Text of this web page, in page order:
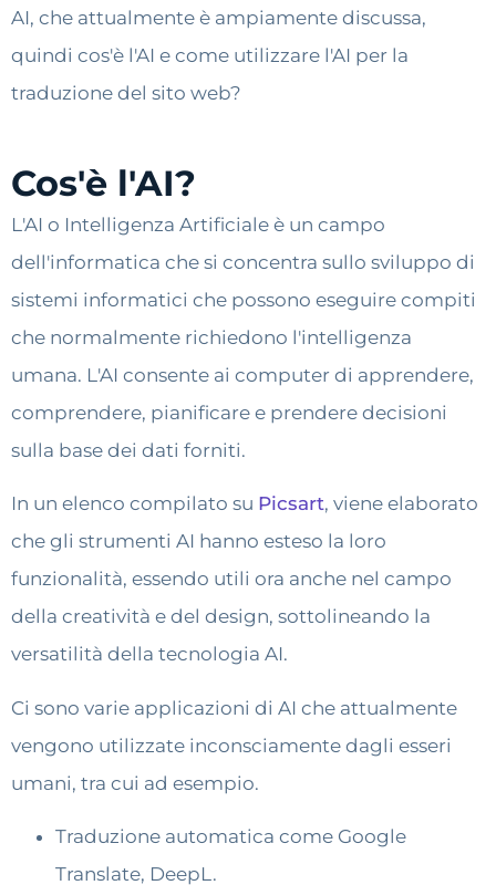
AI, che attualmente è ampiamente discussa,
quindi cos'è l'AI e come utilizzare l'AI per la
traduzione del sito web?
Cos'è l'AI?
L'AI o Intelligenza Artificiale è un campo
dell'informatica che si concentra sullo sviluppo di
sistemi informatici che possono eseguire compiti
che normalmente richiedono l'intelligenza
umana. L'AI consente ai computer di apprendere,
comprendere, pianificare e prendere decisioni
sulla base dei dati forniti.
In un elenco compilato su Picsart, viene elaborato
che gli strumenti AI hanno esteso la loro
funzionalità, essendo utili ora anche nel campo
della creatività e del design, sottolineando la
versatilità della tecnologia AI.
Ci sono varie applicazioni di AI che attualmente
vengono utilizzate inconsciamente dagli esseri
umani, tra cui ad esempio.
Traduzione automatica come Google
Translate, DeepL.